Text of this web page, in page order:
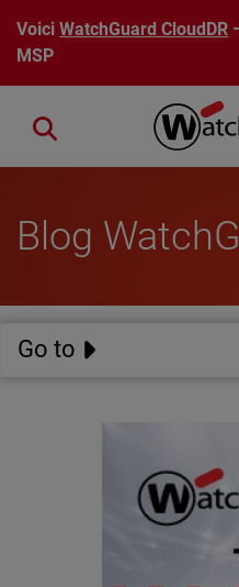
Aller au contenu principal
VoiciWatchGuard CloudDR
MSP
Close search
Blog
Go to